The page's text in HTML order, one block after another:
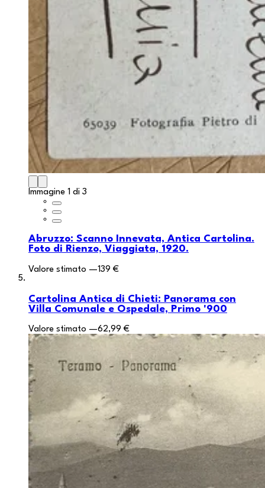
Immagine 1 di 3
Abruzzo: Scanno Innevata, Antica Cartolina.
Foto di Rienzo, Viaggiata, 1920.
Valore stimato —139 €
Cartolina Antica di Chieti: Panorama con
Villa Comunale e Ospedale, Primo '900
Valore stimato —62,99 €